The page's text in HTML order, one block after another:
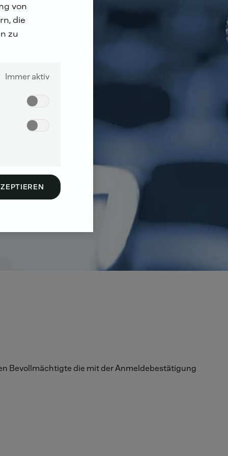
Bevollmächtigte die mit der Anmeldebestätigung
von
die
zu
Immer aktiv